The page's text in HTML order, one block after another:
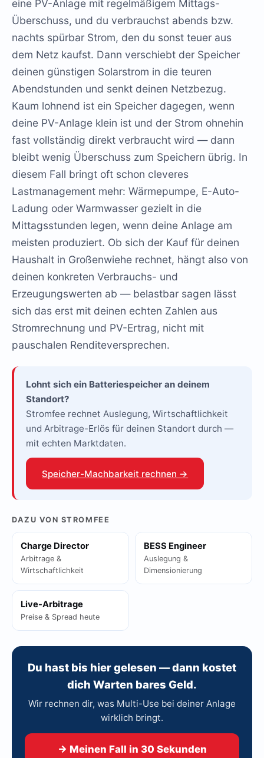
eine PV-Anlage mit regelmäßigem Mittags-
Überschuss, und du verbrauchst abends bzw.
nachts spürbar Strom, den du sonst teuer aus
dem Netz kaufst. Dann verschiebt der Speicher
deinen günstigen Solarstrom in die teuren
Abendstunden und senkt deinen Netzbezug.
Kaum lohnend ist ein Speicher dagegen, wenn
deine PV-Anlage klein ist und der Strom ohnehin
fast vollständig direkt verbraucht wird — dann
bleibt wenig Überschuss zum Speichern übrig. In
diesem Fall bringt oft schon cleveres
Lastmanagement mehr: Wärmepumpe, E-Auto-
Ladung oder Warmwasser gezielt in die
Mittagsstunden legen, wenn deine Anlage am
meisten produziert. Ob sich der Kauf für deinen
Haushalt in Großenwiehe rechnet, hängt also von
deinen konkreten Verbrauchs- und
Erzeugungswerten ab — belastbar sagen lässt
sich das erst mit deinen echten Zahlen aus
Stromrechnung und PV-Ertrag, nicht mit
pauschalen Renditeversprechen.
Lohnt sich ein Batteriespeicher an deinem
Standort?
Stromfee rechnet Auslegung, Wirtschaftlichkeit
und Arbitrage-Erlös für deinen Standort durch —
mit echten Marktdaten.
Speicher-Machbarkeit rechnen →
DAZU VON STROMFEE
Charge Director
Arbitrage &
Wirtschaftlichkeit
BESS Engineer
Auslegung &
Dimensionierung
Live-Arbitrage
Preise & Spread heute
Du hast bis hier gelesen — dann kostet
dich Warten bares Geld.
Wir rechnen dir, was Multi-Use bei deiner Anlage
wirklich bringt.
→ Meinen Fall in 30 Sekunden